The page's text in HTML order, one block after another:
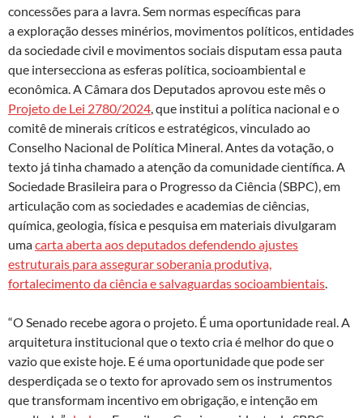
concessões para a lavra. Sem normas específicas para
a exploração desses minérios, movimentos políticos, entidades
da sociedade civil e movimentos sociais disputam essa pauta
que intersecciona as esferas política, socioambiental e
econômica. A Câmara dos Deputados aprovou este mês o
Projeto de Lei 2780/2024, que institui a política nacional e o
comitê de minerais críticos e estratégicos, vinculado ao
Conselho Nacional de Política Mineral. Antes da votação, o
texto já tinha chamado a atenção da comunidade científica. A
Sociedade Brasileira para o Progresso da Ciência (SBPC), em
articulação com as sociedades e academias de ciências,
química, geologia, física e pesquisa em materiais divulgaram
umacarta aberta aos deputados defendendo ajustes
estruturais para assegurar soberania produtiva,
fortalecimento da ciência e salvaguardas socioambientais.
“O Senado recebe agora o projeto. É uma oportunidade real. A
arquitetura institucional que o texto cria é melhor do que o
vazio que existe hoje. E é uma oportunidade que pode ser
desperdiçada se o texto for aprovado sem os instrumentos
que transformam incentivo em obrigação, e intenção em